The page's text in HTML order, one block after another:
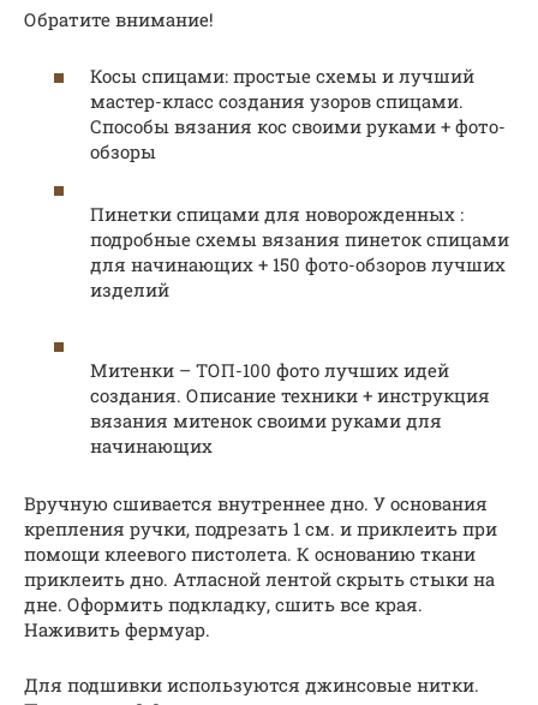
Обратите внимание!
Косы спицами: простые схемы и лучший
мастер-класс создания узоров спицами.
Способы вязания кос своими руками + фото-
обзоры
Пинетки спицами для новорожденных :
подробные схемы вязания пинеток спицами
для начинающих + 150 фото-обзоров лучших
изделий
Митенки – ТОП-100 фото лучших идей
создания. Описание техники + инструкция
вязания митенок своими руками для
начинающих
Вручную сшивается внутреннее дно. У основания
крепления ручки, подрезать 1 см. и приклеить при
помощи клеевого пистолета. К основанию ткани
приклеить дно. Атласной лентой скрыть стыки на
дне. Оформить подкладку, сшить все края.
Наживить фермуар.
Для подшивки используются джинсовые нитки.